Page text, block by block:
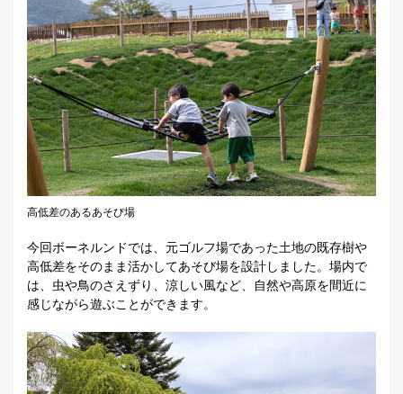
高低差のあるあそび場
今回ボーネルンドでは、元ゴルフ場であった土地の既存樹や
高低差をそのまま活かしてあそび場を設計しました。場内で
は、虫や鳥のさえずり、涼しい風など、自然や高原を間近に
感じながら遊ぶことができます。